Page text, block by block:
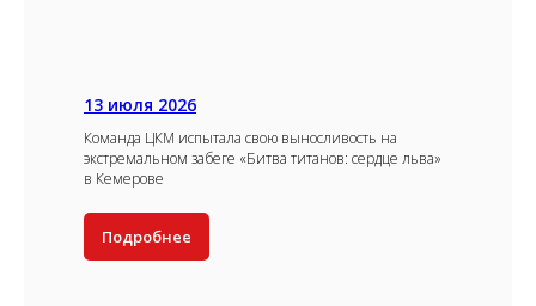
13 июля 2026
Команда ЦКМ испытала свою выносливость на
экстремальном забеге «Битва титанов: сердце льва»
в Кемерове
Подробнее